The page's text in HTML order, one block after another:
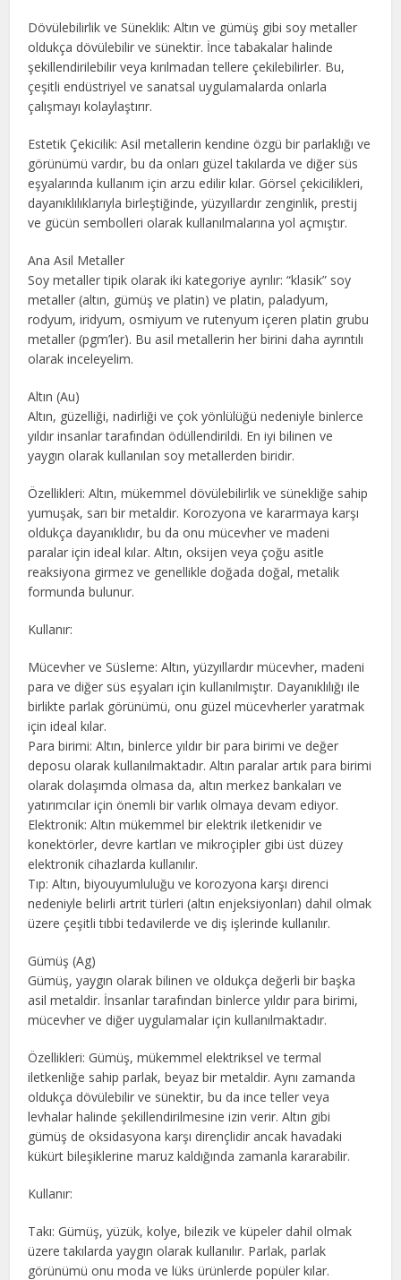
Dövülebilirlik ve Süneklik: Altın ve gümüş gibi soy metaller
oldukça dövülebilir ve sünektir. İnce tabakalar halinde
şekillendirilebilir veya kırılmadan tellere çekilebilirler. Bu,
çeşitli endüstriyel ve sanatsal uygulamalarda onlarla
çalışmayı kolaylaştırır.
Estetik Çekicilik: Asil metallerin kendine özgü bir parlaklığı ve
görünümü vardır, bu da onları güzel takılarda ve diğer süs
eşyalarında kullanım için arzu edilir kılar. Görsel çekicilikleri,
dayanıklılıklarıyla birleştiğinde, yüzyıllardır zenginlik, prestij
ve gücün sembolleri olarak kullanılmalarına yol açmıştır.
Ana Asil Metaller
Soy metaller tipik olarak iki kategoriye ayrılır: “klasik” soy
metaller (altın, gümüş ve platin) ve platin, paladyum,
rodyum, iridyum, osmiyum ve rutenyum içeren platin grubu
metaller (pgm’ler). Bu asil metallerin her birini daha ayrıntılı
olarak inceleyelim.
Altın (Au)
Altın, güzelliği, nadirliği ve çok yönlülüğü nedeniyle binlerce
yıldır insanlar tarafından ödüllendirildi. En iyi bilinen ve
yaygın olarak kullanılan soy metallerden biridir.
Özellikleri: Altın, mükemmel dövülebilirlik ve sünekliğe sahip
yumuşak, sarı bir metaldir. Korozyona ve kararmaya karşı
oldukça dayanıklıdır, bu da onu mücevher ve madeni
paralar için ideal kılar. Altın, oksijen veya çoğu asitle
reaksiyona girmez ve genellikle doğada doğal, metalik
formunda bulunur.
Kullanır:
Mücevher ve Süsleme: Altın, yüzyıllardır mücevher, madeni
para ve diğer süs eşyaları için kullanılmıştır. Dayanıklılığı ile
birlikte parlak görünümü, onu güzel mücevherler yaratmak
için ideal kılar.
Para birimi: Altın, binlerce yıldır bir para birimi ve değer
deposu olarak kullanılmaktadır. Altın paralar artık para birimi
olarak dolaşımda olmasa da, altın merkez bankaları ve
yatırımcılar için önemli bir varlık olmaya devam ediyor.
Elektronik: Altın mükemmel bir elektrik iletkenidir ve
konektörler, devre kartları ve mikroçipler gibi üst düzey
elektronik cihazlarda kullanılır.
Tıp: Altın, biyouyumluluğu ve korozyona karşı direnci
nedeniyle belirli artrit türleri (altın enjeksiyonları) dahil olmak
üzere çeşitli tıbbi tedavilerde ve diş işlerinde kullanılır.
Gümüş (Ag)
Gümüş, yaygın olarak bilinen ve oldukça değerli bir başka
asil metaldir. İnsanlar tarafından binlerce yıldır para birimi,
mücevher ve diğer uygulamalar için kullanılmaktadır.
Özellikleri: Gümüş, mükemmel elektriksel ve termal
iletkenliğe sahip parlak, beyaz bir metaldir. Aynı zamanda
oldukça dövülebilir ve sünektir, bu da ince teller veya
levhalar halinde şekillendirilmesine izin verir. Altın gibi
gümüş de oksidasyona karşı dirençlidir ancak havadaki
kükürt bileşiklerine maruz kaldığında zamanla kararabilir.
Kullanır:
Takı: Gümüş, yüzük, kolye, bilezik ve küpeler dahil olmak
üzere takılarda yaygın olarak kullanılır. Parlak, parlak
görünümü onu moda ve lüks ürünlerde popüler kılar.